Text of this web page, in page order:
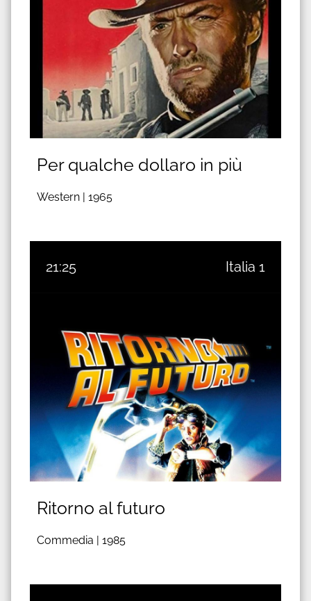
Per qualche dollaro in più
Western | 1965
21:25 Italia 1
Ritorno al futuro
Commedia | 1985